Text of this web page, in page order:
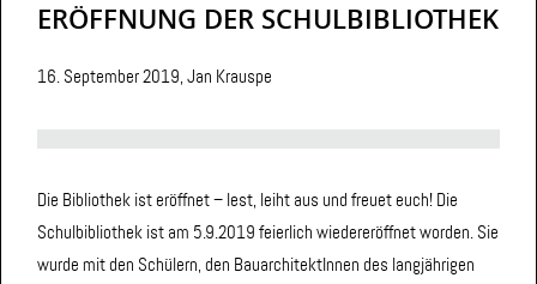
ERÖFFNUNG DER SCHULBIBLIOTHEK
16. September 2019, Jan Krauspe
Die Bibliothek ist eröffnet – lest, leiht aus und freuet euch! Die
Schulbibliothek ist am 5.9.2019 feierlich wiedereröffnet worden. Sie
wurde mit den Schülern, den BauarchitektInnen des langjährigen